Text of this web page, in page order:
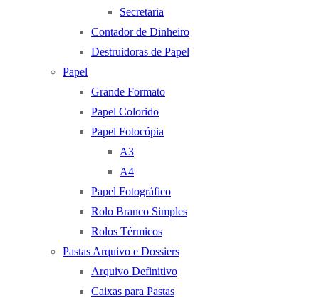
Secretaria
Contador de Dinheiro
Destruidoras de Papel
Papel
Grande Formato
Papel Colorido
Papel Fotocópia
A3
A4
Papel Fotográfico
Rolo Branco Simples
Rolos Térmicos
Pastas Arquivo e Dossiers
Arquivo Definitivo
Caixas para Pastas